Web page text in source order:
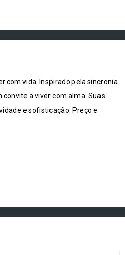
com vida. Inspirado pela sincronia
a viver com alma. Suas
e sofisticação. Preço e